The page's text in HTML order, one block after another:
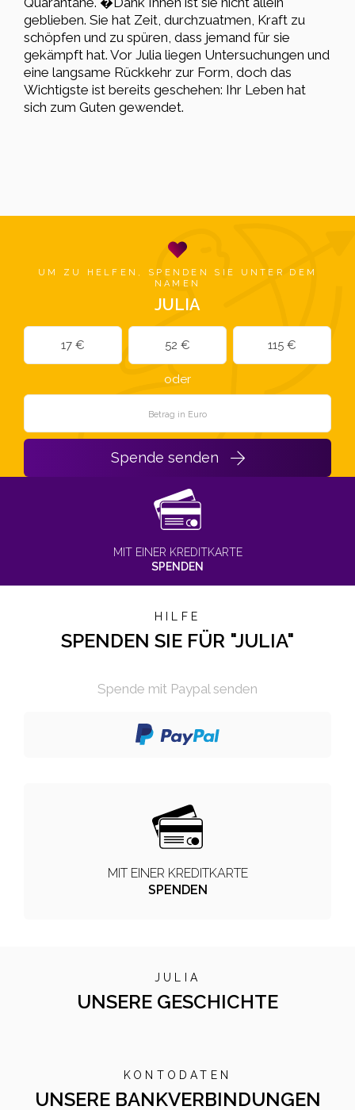
geblieben. Sie hat Zeit, durchzuatmen, Kraft zu
schöpfen und zu spüren, dass jemand für sie
gekämpft hat. Vor Julia liegen Untersuchungen und
eine langsame Rückkehr zur Form, doch das
Wichtigste ist bereits geschehen: Ihr Leben hat
sich zum Guten gewendet.
UM ZU HELFEN, SPENDEN SIE UNTER DEM
NAMEN
JULIA
17 € 52 € 115 €
oder
Spende senden
MIT EINER KREDITKARTE
SPENDEN
HILFE
SPENDEN SIE FÜR "JULIA"
Spende mit Paypal senden
MIT EINER KREDITKARTE
SPENDEN
JULIA
UNSERE GESCHICHTE
KONTODATEN
UNSERE BANKVERBINDUNGEN